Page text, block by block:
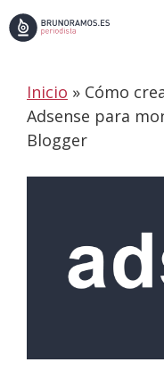
Saltar
al
Inicio » Cómo
Adsense para
Blogger